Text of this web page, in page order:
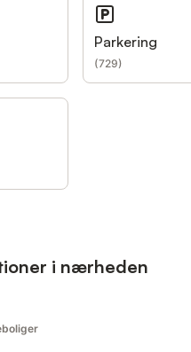
Parkering
(729)
i nærheden